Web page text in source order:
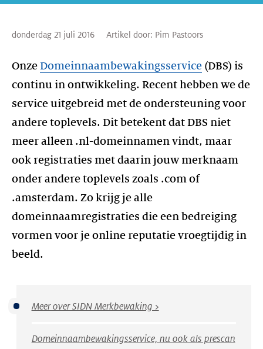
donderdag 21 juli 2016 Artikel door: Pim Pastoors
Onze Domeinnaambewakingsservice (DBS) is
continu in ontwikkeling. Recent hebben we de
service uitgebreid met de ondersteuning voor
andere toplevels. Dit betekent dat DBS niet
meer alleen .nl-domeinnamen vindt, maar
ook registraties met daarin jouw merknaam
onder andere toplevels zoals .com of
.amsterdam. Zo krijg je alle
domeinnaamregistraties die een bedreiging
vormen voor je online reputatie vroegtijdig in
beeld.
Meer over SIDN Merkbewaking >
Domeinnaambewakingsservice, nu ook als prescan